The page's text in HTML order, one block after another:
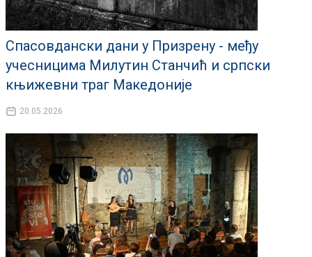
Спасовдански дани у Призрену - међу
учесницима Милутин Станчић и српски
књижевни траг Македоније
20.05.2026